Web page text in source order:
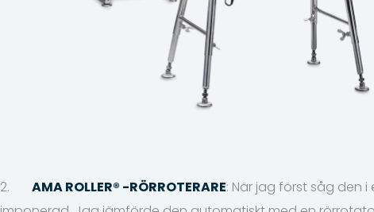
2. AMA ROLLER® -RÖRROTERARE: När jag först såg den